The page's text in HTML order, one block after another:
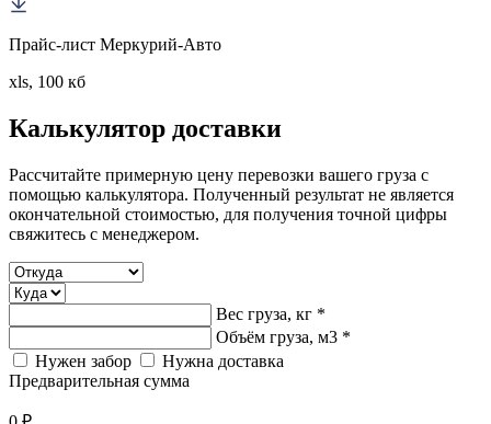
Прайс-лист Меркурий-Авто
xls, 100 кб
Калькулятор доставки
Рассчитайте примерную цену перевозки вашего груза с
помощью калькулятора. Полученный результат не является
окончательной стоимостью, для получения точной цифры
свяжитесь с менеджером.
Вес груза, кг *
Объём груза, м3 *
Нужен забор
Нужна доставка
Предварительная сумма